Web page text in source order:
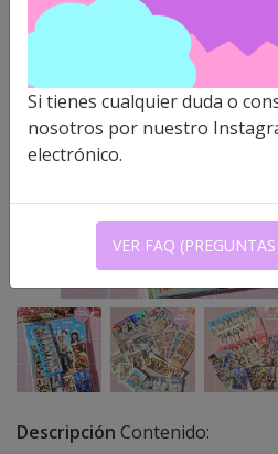
Descripción Contenido:
Si tienes cualquier duda o
nosotros por nuestro
electrónico.
VER FAQ